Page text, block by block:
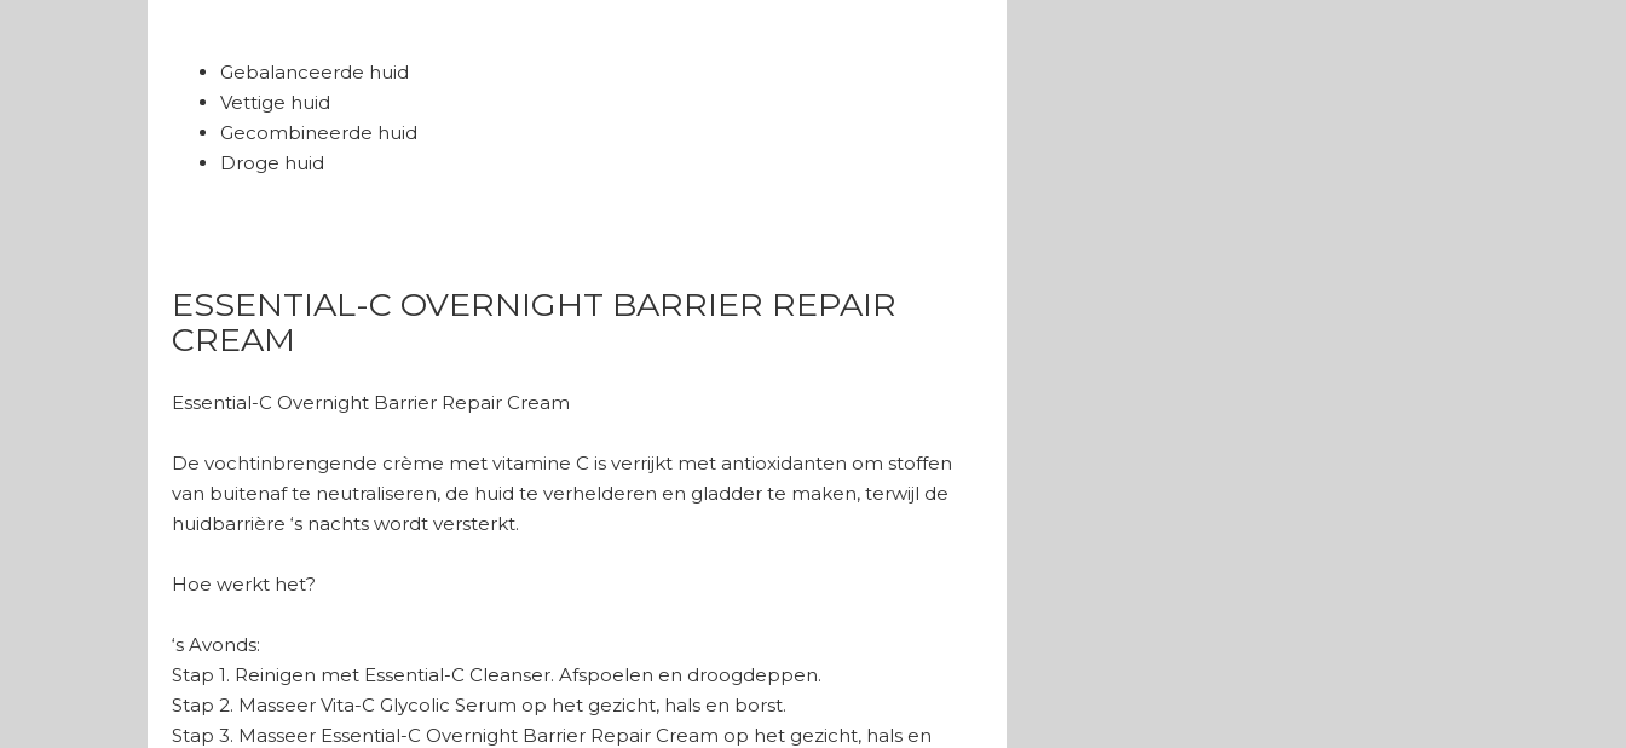
Gebalanceerde huid
Vettige huid
Gecombineerde huid
Droge huid
ESSENTIAL-C OVERNIGHT BARRIER REPAIR
CREAM
Essential-C Overnight Barrier Repair Cream
De vochtinbrengende crème met vitamine C is verrijkt met antioxidanten om stoffen
van buitenaf te neutraliseren, de huid te verhelderen en gladder te maken, terwijl de
huidbarrière ‘s nachts wordt versterkt.
Hoe werkt het?
‘s Avonds:
Stap 1. Reinigen met Essential-C Cleanser. Afspoelen en droogdeppen.
Stap 2. Masseer Vita-C Glycolic Serum op het gezicht, hals en borst.
Stap 3. Masseer Essential-C Overnight Barrier Repair Cream op het gezicht, hals en